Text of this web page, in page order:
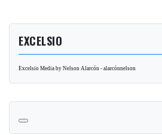
EXCELSIO
Excelsio Media by Nelson Alarcón - alarcónnelson